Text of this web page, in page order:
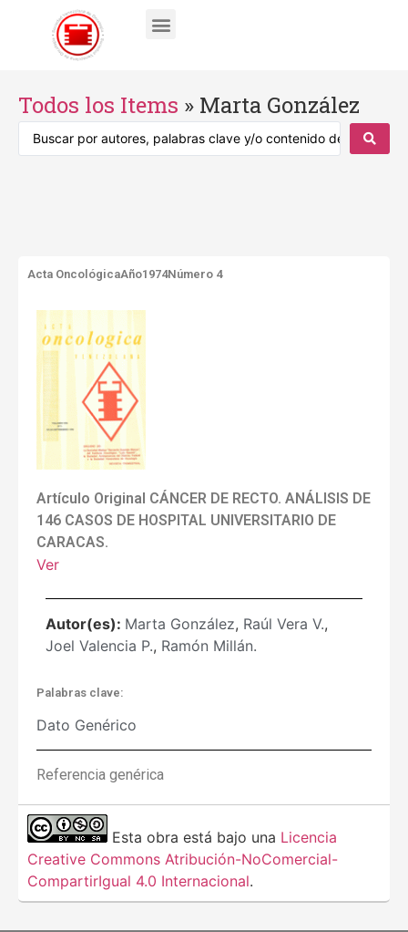
Todos los Items » Marta González
Acta OncológicaAño1974Número 4
Artículo Original CÁNCER DE RECTO. ANÁLISIS DE
146 CASOS DE HOSPITAL UNIVERSITARIO DE
CARACAS.
Ver
Autor(es): Marta González, Raúl Vera V.,
Joel Valencia P., Ramón Millán.
Palabras clave:
Dato Genérico
Referencia genérica
Esta obra está bajo una Licencia
Creative Commons Atribución-NoComercial-
CompartirIgual 4.0 Internacional.